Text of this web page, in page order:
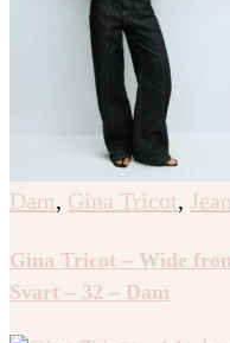
Dam, Gina Tricot,
Gina Tricot – Wide
Svart – 32 – Dam